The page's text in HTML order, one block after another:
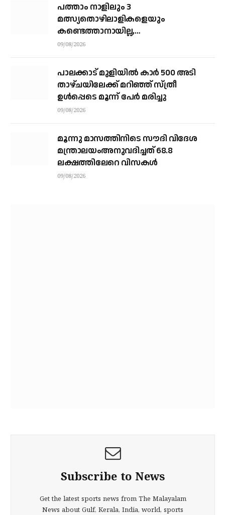
പത്താം നാളിലും 3
മത്സ്യതൊഴിലാളികളെയും
കണ്ടെത്താനായില്ല,
നാവികസേനയെത്തിയിട്ടും രക്ഷയില്ല;
09/08/2026
പാലക്കാട് മുളിയിൽ കാർ 500 അടി
താഴ്ചയിലേക്ക് മറിഞ്ഞ് സ്ത്രീ
ഉൾപ്പെടെ മൂന്ന് പേർ മരിച്ചു
09/08/2026
മൂന്നു മാസത്തിനിടെ സൗദി വിദേശ
മന്ത്രാലയംഅനുവദിച്ചത് 68.8
ലക്ഷത്തിലേറെ വിസകള്‍
09/08/2026
Subscribe to News
Get the latest sports news from The Malayalam
News about Gulf, Kerala, India, world, sports